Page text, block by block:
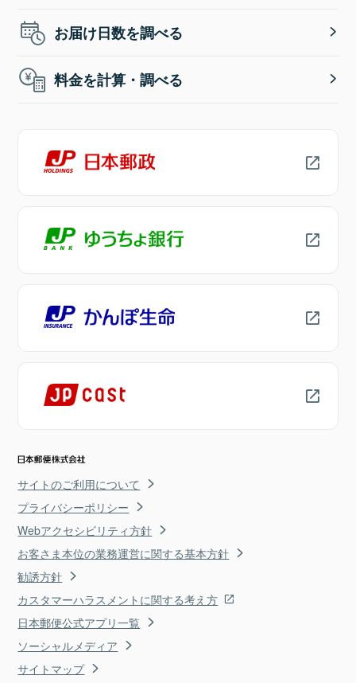
お届け日数を調べる
料金を計算・調べる
サイトのご利用について
プライバシーポリシー
Webアクセシビリティ方針
お客さま本位の業務運営に関する基本方針
勧誘方針
カスタマーハラスメントに関する考え方
日本郵便公式アプリ一覧
ソーシャルメディア
サイトマップ